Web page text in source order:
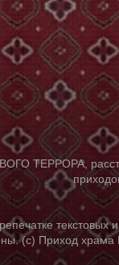
ТЕРРОРА,
(с) Приход храма